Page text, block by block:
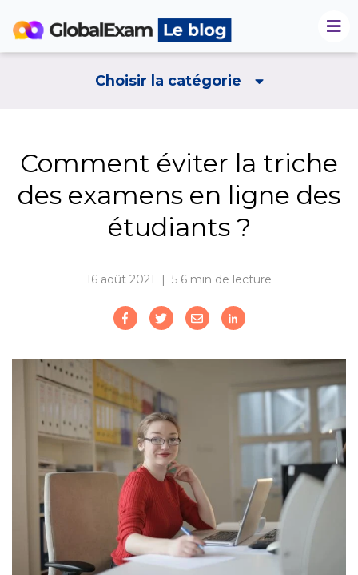
Choisir la catégorie
Comment éviter la triche
des examens en ligne des
étudiants ?
16 août 2021 | 5 6 min de lecture